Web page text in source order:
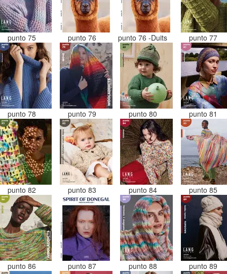
punto 75 punto 76 punto 76 -Duits punto 77
punto 78 punto 79 punto 80 punto 81
punto 82 punto 83 punto 84 punto 85
punto 86 punto 87 punto 88 punto 89